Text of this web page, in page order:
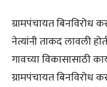
ग्रामपंचायत बिनविरोध
नेत्यांनी ताकद लावली
गावच्या विकासासाठी
ग्रामपंचायत बिनविरोध